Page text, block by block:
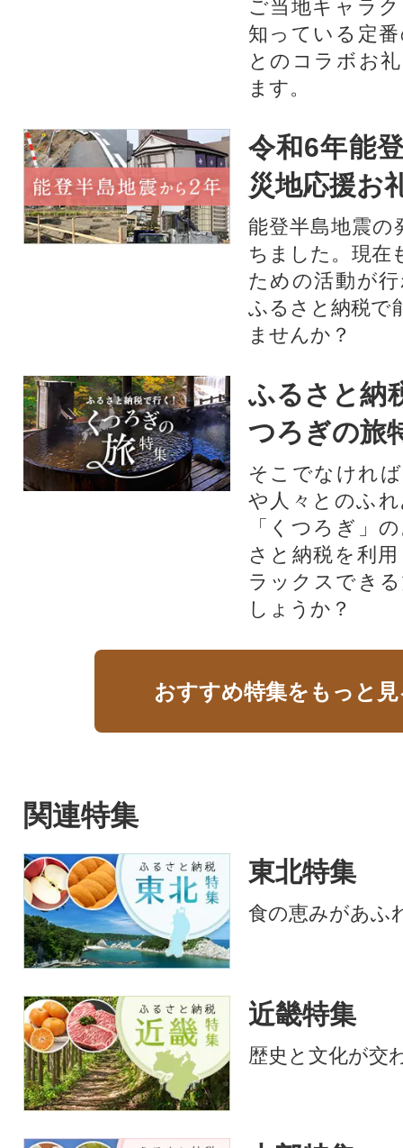
ご当地キャラ
知っている定
とのコラボお
ます。​
令和6年能
災地応援お
能登半島地震の
ちました。現在
ための活動が
ふるさと納税で
ませんか？
ふるさと納
つろぎの旅
そこでなけれ
や人々とのふ
「くつろぎ」
さと納税を利
ラックスでき
しょうか？
おすすめ特集をもっと
関連特集
東北特集
食の恵みがあふ
近畿特集
歴史と文化が交